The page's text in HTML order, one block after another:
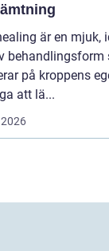
är en mjuk,
behandlingsform
på kroppens
att lä...